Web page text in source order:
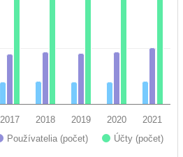
Používatelia (počet) Účty (počet)
2017 2018 2019 2020 2021